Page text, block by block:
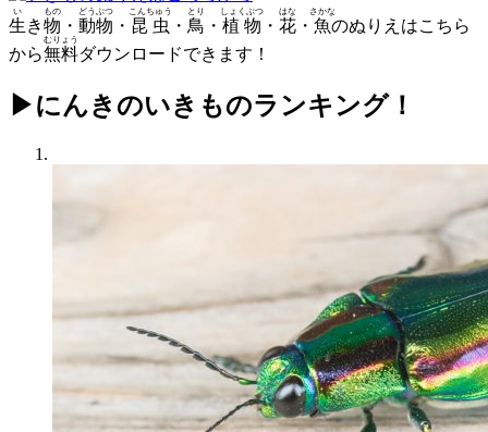
生
い
き物
もの
・ 動物
どうぶつ
・ 昆虫
こんちゅう
・ 鳥
とり
・ 植物
しょくぶつ
・ 花
はな
・ 魚
さかな
のぬりえはこちら
から無料
むりょう
ダウンロードできます！
▶にんきのいきものランキング！